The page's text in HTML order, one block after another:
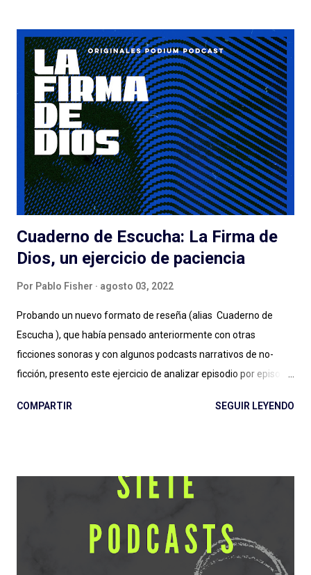
tener o no éxito con las audiencias (después debatamos qué es
el éxito para un podcast de ficción) a pesar de/gracias a los
esfuerzos de Spotify: el lanzamiento, la presencia en la
aplicación, la muy atractiva portada, el genial título pueden ser
suficientes o no para disparar montones de escuchas iniciales
de una serie que... tarda en arrancar. La pasé bien escuchando
los episodios entre el tercero/cuarto y el octavo/noveno pero
e...
Cuaderno de Escucha: La Firma de
Dios, un ejercicio de paciencia
Por Pablo Fisher agosto 03, 2022
Probando un nuevo formato de reseña (alias Cuaderno de
Escucha ), que había pensado anteriormente con otras
ficciones sonoras y con algunos podcasts narrativos de no-
ficción, presento este ejercicio de analizar episodio por episodio
grande de Podium Podcast para 2022 y el regreso al guión de
partes, recordando la recomendación de escuchar antes los
también para evitar spoilers que trataré (en lo posible) de no
cometer. Escuchar: Web , Spotify , otras . Episodio 1: La Plaga
Me chocó de entrada que sea otra serie de ficción sobre
COMPARTIR SEGUIR LEYENDO